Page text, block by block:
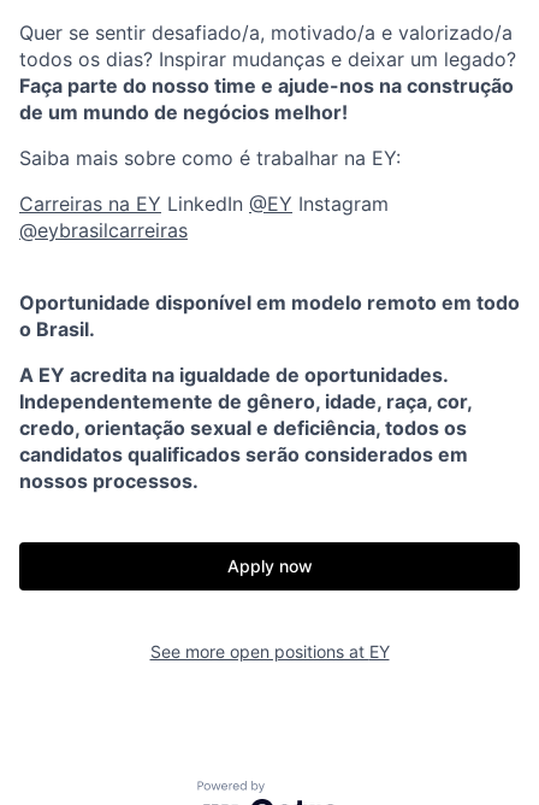
Quer se sentir desafiado/a, motivado/a e valorizado/a
todos os dias? Inspirar mudanças e deixar um legado?
Faça parte do nosso time e ajude-nos na construção
de um mundo de negócios melhor!
Saiba mais sobre como é trabalhar na EY:
Carreiras na EY LinkedIn @EY Instagram
@eybrasilcarreiras
Oportunidade disponível em modelo remoto em todo
o Brasil.
A EY acredita na igualdade de oportunidades.
Independentemente de gênero, idade, raça, cor,
credo, orientação sexual e deficiência, todos os
candidatos qualificados serão considerados em
nossos processos.
Apply now
See more open positions at EY
Powered by Getro.com